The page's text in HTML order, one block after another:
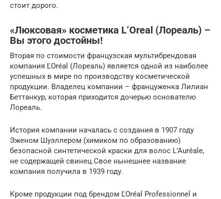
стоит дорого.
«Люксовая» косметика L’Oreal (Лореаль) –
Вы этого достойны!
Вторая по стоимости французская мультибрендовая
компания ĽOréal (Лореаль) является одной из наиболее
успешных в мире по производству косметической
продукции. Владелец компании – француженка Лилиан
Беттанкур, которая приходится дочерью основателю
Лореаль.
История компании началась с создания в 1907 году
Эженом Шуэллером (химиком по образованию)
безопасной синтетической краски для волос L’Auréale,
не содержащей свинец.Свое нынешнее название
компания получила в 1939 году.
Кроме продукции под брендом ĽOréal Professionnel и